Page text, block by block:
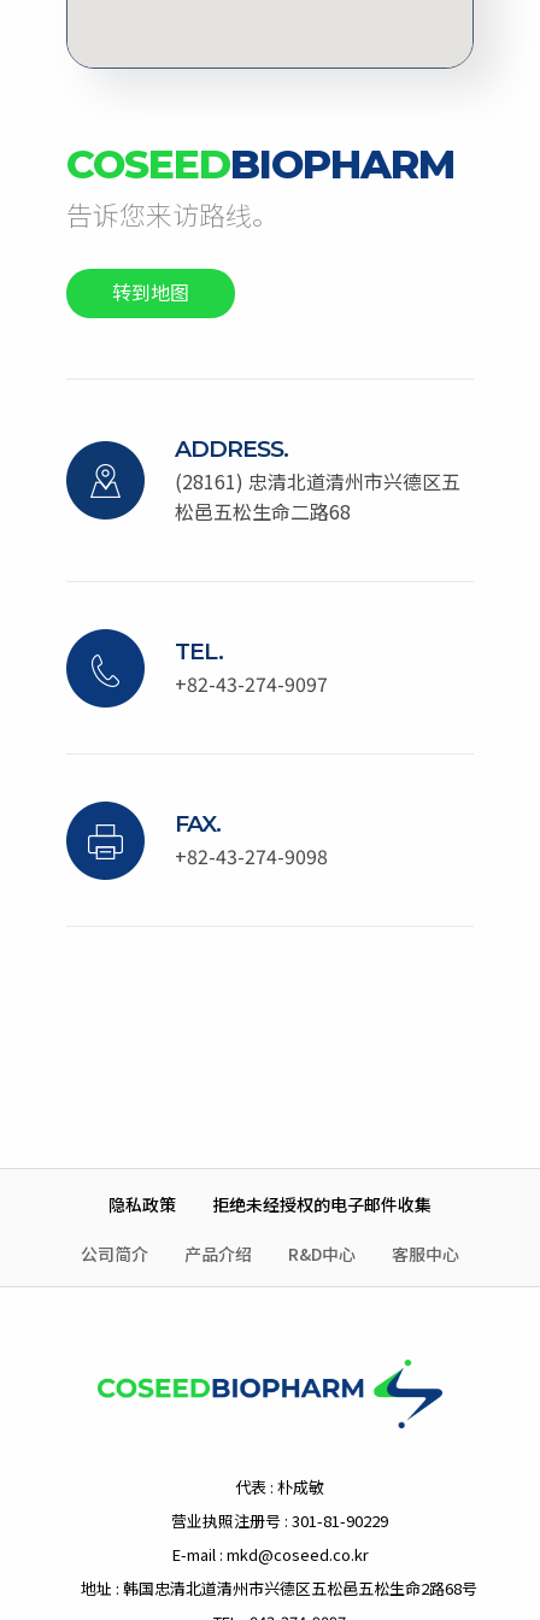
COSEEDBIOPHARM
告诉您来访路线。
转到地图
ADDRESS.
(28161) 忠清北道清州市兴德区五
松邑五松生命二路68
TEL.
+82-43-274-9097
FAX.
+82-43-274-9098
隐私政策 拒绝未经授权的电子邮件收集
公司简介 产品介绍 R&D中心 客服中心
代表 : 朴成敏
营业执照注册号 : 301-81-90229
E-mail : mkd@coseed.co.kr
地址 : 韩国忠清北道清州市兴德区五松邑五松生命2路68号